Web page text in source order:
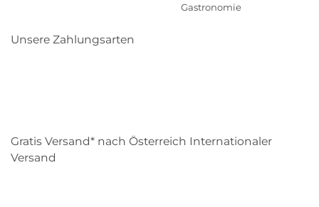
Gastronomie
Unsere Zahlungsarten
Gratis Versand* nach Österreich Internationaler
Versand